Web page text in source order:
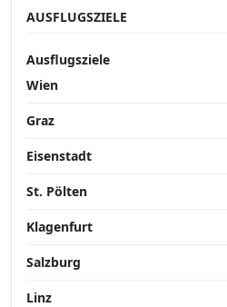
AUSFLUGSZIELE
Ausflugsziele
Wien
Graz
Eisenstadt
St. Pölten
Klagenfurt
Salzburg
Linz